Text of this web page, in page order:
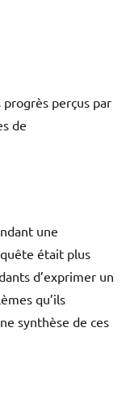
perçus par
de
une
était plus
d’exprimer un
qu’ils
synthèse de ces